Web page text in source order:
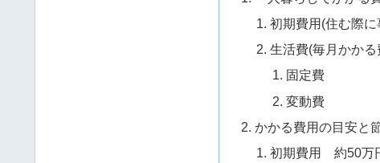
初期費用(住む際
生活費(毎月かかる
固定費
変動費
かかる費用の目安と
初期費用 約50万